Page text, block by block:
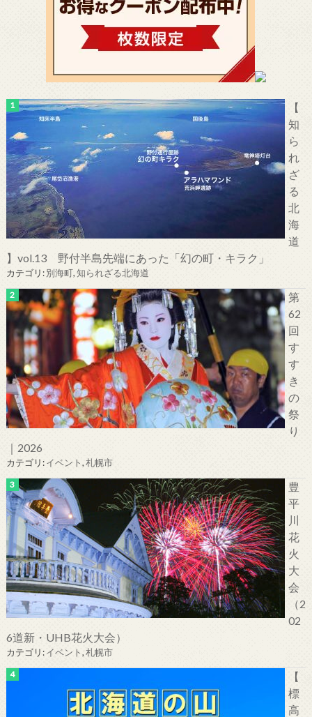
【
知
ら
れ
ざ
る
北
海
道
】vol.13 野付半島先端にあった「幻の町・キラク」
カテゴリ:別海町,知られざる北海道
第
62
回
す
す
き
の
祭
り
｜2026
カテゴリ:イベント,札幌市
豊
平
川
花
火
大
会
（2
02
6道新・UHB花火大会）
カテゴリ:イベント,札幌市
【
標
高